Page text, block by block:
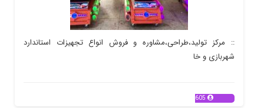
:: مرکز تولید،طراحی،مشاوره و فروش انواع تجهیزات استاندارد
شهربازی و خا
605